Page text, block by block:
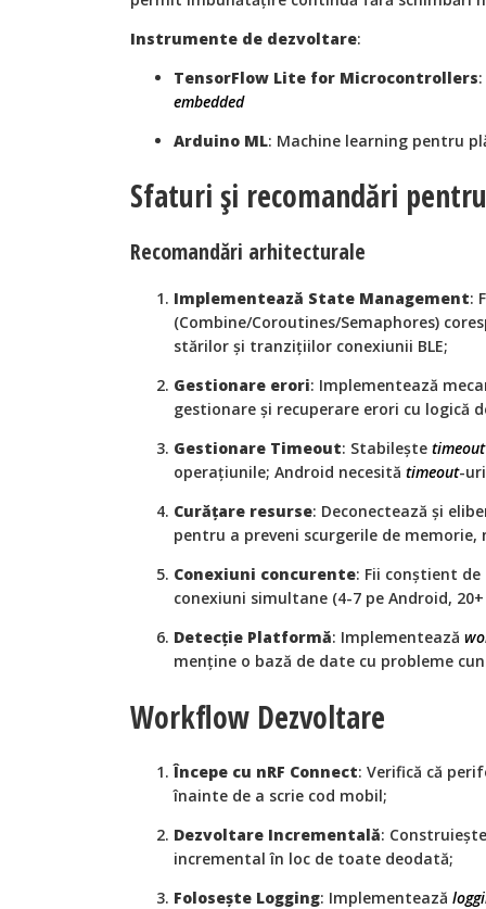
Instrumente de dezvoltare:
TensorFlow Lite for Microcontrollers
embedded
Arduino ML: Machine learning pentru
Sfaturi și recomandări
Recomandări arhitecturale
Implementează State Management:
(Combine/Coroutines/Semaphores)
stărilor și tranzițiilor conexiunii BLE;
Gestionare erori: Implementează
gestionare și recuperare erori cu logică
Gestionare Timeout: Stabilește timeout
operațiunile; Android necesită timeout-
Curățare resurse: Deconectează și
pentru a preveni scurgerile de memorie,
Conexiuni concurente: Fii conștient
conexiuni simultane (4-7 pe Android, 20+
Detecție Platformă: Implementează
menține o bază de date cu probleme
Workflow Dezvoltare
Începe cu nRF Connect: Verifică că
înainte de a scrie cod mobil;
Dezvoltare Incrementală:
incremental în loc de toate deodată;
Folosește Logging: Implementează